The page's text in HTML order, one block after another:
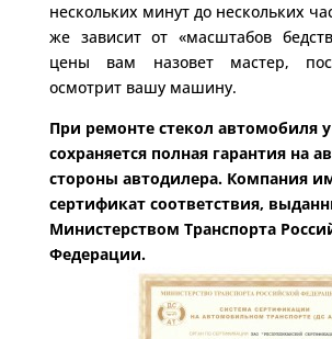
нескольких минут до нескольких
же зависит от «масштабов
цены вам назовет мастер,
осмотрит вашу машину.
При ремонте стекол автомобиля у
сохраняется полная гарантия на
стороны автодилера. Компания
сертификат соответствия,
Министерством Транспорта
Федерации.